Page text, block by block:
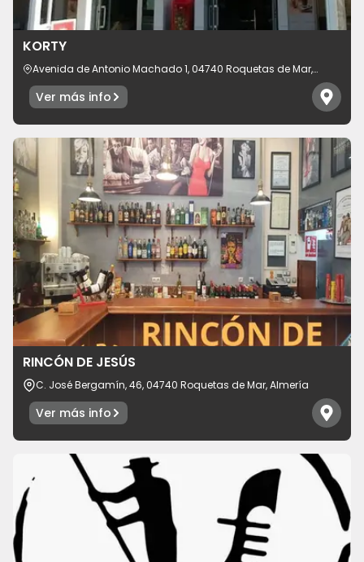
KORTY
Avenida de Antonio Machado 1, 04740 Roquetas de Mar,
Ver más info
RINCÓN DE JESÚS
C. José Bergamín, 46, 04740 Roquetas de Mar, Almería
Ver más info